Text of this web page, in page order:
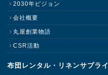
2030年ビジョン
会社概要
丸屋創業物語
CSR活動
布団レンタル・リネンサプライ